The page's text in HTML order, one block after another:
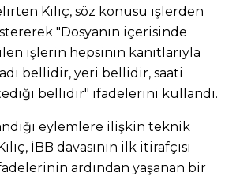
Kılıç, söz konusu işlerden
"Dosyanın içerisinde
işlerin hepsinin kanıtlarıyla
bellidir, yeri bellidir, saati
bellidir" ifadelerini kullandı.
eylemlere ilişkin teknik
İBB davasının ilk itirafçısı
ardından yaşanan bir